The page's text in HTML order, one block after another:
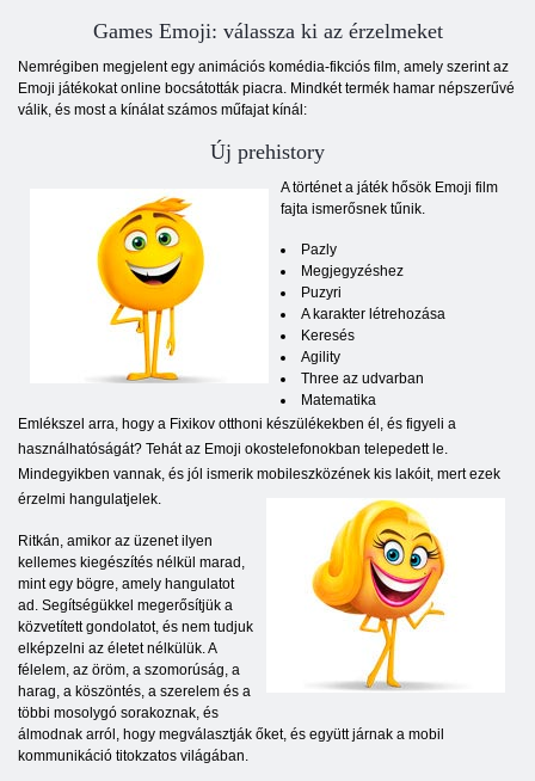
Games Emoji: válassza ki az érzelmeket
Nemrégiben megjelent egy animációs komédia-fikciós film, amely szerint az
Emoji játékokat online bocsátották piacra. Mindkét termék hamar népszerűvé
válik, és most a kínálat számos műfajat kínál:
Új prehistory
A történet a játék hősök Emoji film
fajta ismerősnek tűnik.
Pazly
Megjegyzéshez
Puzyri
A karakter létrehozása
Keresés
Agility
Three az udvarban
Matematika
Emlékszel arra, hogy a Fixikov otthoni készülékekben él, és figyeli a
használhatóságát? Tehát az Emoji okostelefonokban telepedett le.
Mindegyikben vannak, és jól ismerik mobileszközének kis lakóit, mert ezek
érzelmi hangulatjelek.
Ritkán, amikor az üzenet ilyen
kellemes kiegészítés nélkül marad,
mint egy bögre, amely hangulatot
ad. Segítségükkel megerősítjük a
közvetített gondolatot, és nem tudjuk
elképzelni az életet nélkülük. A
félelem, az öröm, a szomorúság, a
harag, a köszöntés, a szerelem és a
többi mosolygó sorakoznak, és
álmodnak arról, hogy megválasztják őket, és együtt járnak a mobil
kommunikáció titokzatos világában.